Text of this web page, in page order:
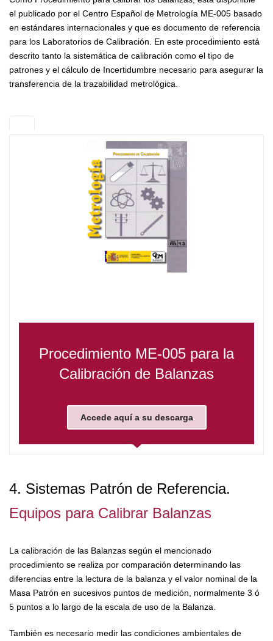
el publicado por el Centro Español de Metrología ME-005 basado
en estándares internacionales y que es documento de referencia
para los Laboratorios de Calibración. En este procedimiento está
descrito tanto la sistemática de calibración como el tipo de
patrones y el cálculo de Incertidumbre necesario para asegurar la
transferencia de la trazabilidad metrológica.
Procedimiento ME-005 para la
Calibración de Balanzas
Accede aquí a su descarga
4. Sistemas Patrón de Referencia.
Equipos para Calibrar Balanzas
La calibración de las Balanzas según el mencionado
procedimiento se realiza por comparación determinando las
diferencias entre la lectura de la balanza y el valor nominal de la
Masa Patrón en sucesivos puntos de medición, normalmente 3 ó
5 puntos a lo largo de la escala de uso de la Balanza.
También es necesario medir las condiciones ambientales de